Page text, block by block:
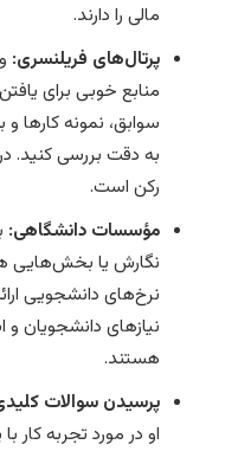
مالی را دارند.
پرتال‌های فریلنسری:
منابع خوبی برای
سوابق، نمونه کارها
به دقت بررسی کنید.
رکن است.
مؤسسات دانشگاهی:
نگارش یا بخش‌هایی
نرخ‌های دانشجویی
نیازهای دانشجویان و
هستند.
پرسیدن سوالات
او در مورد تجربه کار